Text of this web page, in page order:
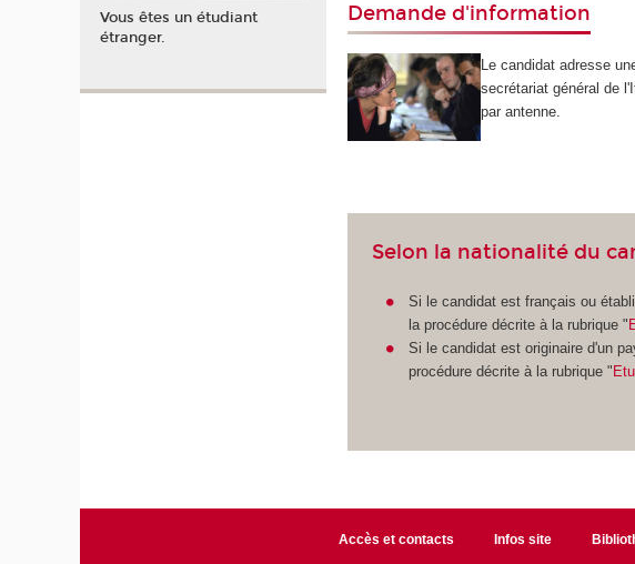
Demande d'information
Le candidat adresse
secrétariat général de
par antenne.
Selon la nationalité du
Si le candidat est français ou
la procédure décrite à la rubrique "
Si le candidat est originaire d'un
procédure décrite à la rubrique "
Vous êtes un étudiant
étranger.
Accès et contacts Infos site